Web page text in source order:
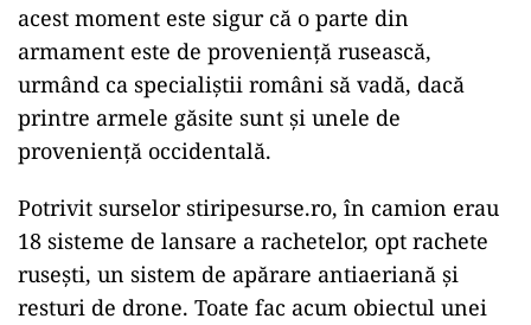
acest moment este sigur că o parte din
armament este de proveniență rusească,
urmând ca specialiștii români să vadă, dacă
printre armele găsite sunt și unele de
proveniență occidentală.
Potrivit surselor stiripesurse.ro, în camion erau
18 sisteme de lansare a rachetelor, opt rachete
rusești, un sistem de apărare antiaeriană și
resturi de drone. Toate fac acum obiectul unei